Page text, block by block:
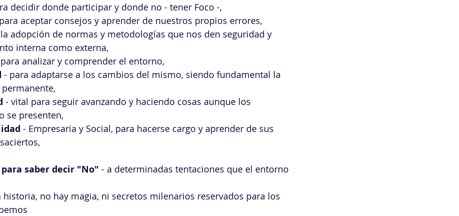
decidir donde participar y donde no - tener Foco -,
aceptar consejos y aprender de nuestros propios errores,
adopción de normas y metodologías que nos den seguridad y
interna como externa,
analizar y comprender el entorno,
- para adaptarse a los cambios del mismo, siendo fundamental la
- vital para seguir avanzando y haciendo cosas aunque los
se presenten,
- Empresaria y Social, para hacerse cargo y aprender de sus
saber decir "No" - a determinadas tentaciones que el entorno
historia, no hay magia, ni secretos milenarios reservados para los